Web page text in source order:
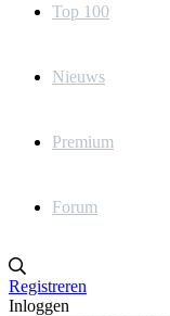
Top 100
Nieuws
Premium
Forum
Registreren
Inloggen